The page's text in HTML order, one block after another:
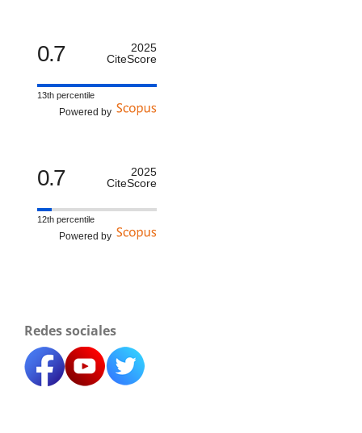
0.7
2025
CiteScore
13th percentile
Powered by
0.7
2025
CiteScore
12th percentile
Powered by
Redes sociales